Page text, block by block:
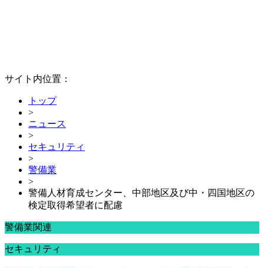
サイト内位置：
トップ
>
ニュース
>
セキュリティ
>
警備業
>
警備人材育成センター、中部地区及び中・四国地区の
検定取得希望者に配慮
警備業関連
セキュリティ